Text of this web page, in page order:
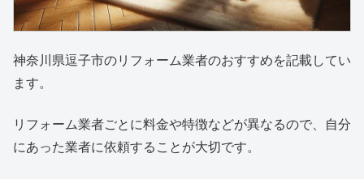
神奈川県逗子市のリフォーム業者のおすすめを記載してい
ます。
リフォーム業者ごとに料金や特徴などが異なるので、自分
にあった業者に依頼することが大切です。